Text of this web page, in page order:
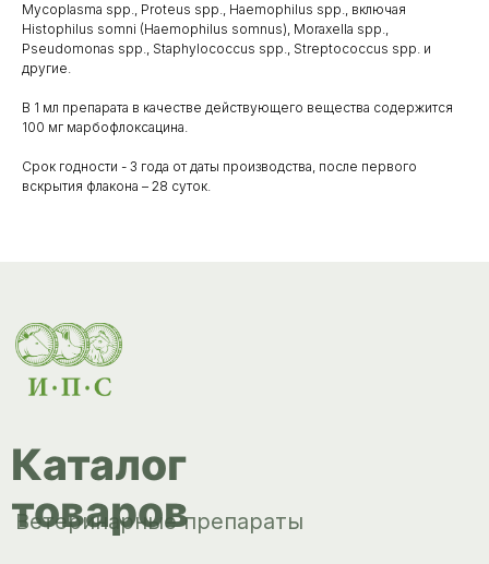
Mycoplasma spp., Proteus spp., Haemophilus spp., включая
Histophilus somni (Haemophilus somnus), Moraxella spp.,
Pseudomonas spp., Staphylococcus spp., Streptococcus spp. и
другие.
В 1 мл препарата в качестве действующего вещества содержится
100 мг марбофлоксацина.
Срок годности - 3 года от даты производства, после первого
вскрытия флакона – 28 суток.
Каталог
товаров
Доставка и
оплата
О компании
Ветеринарные препараты
Гигиенические средства
Сопутствующие товары